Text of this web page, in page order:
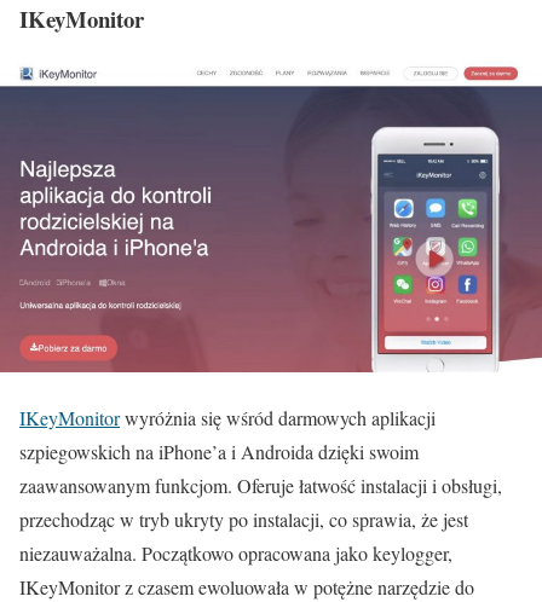
IKeyMonitor
IKeyMonitorwyróżnia się wśród darmowych aplikacji
szpiegowskich na iPhone’a i Androida dzięki swoim
zaawansowanym funkcjom. Oferuje łatwość instalacji i obsługi,
przechodząc w tryb ukryty po instalacji, co sprawia, że jest
niezauważalna. Początkowo opracowana jako keylogger,
IKeyMonitor z czasem ewoluowała w potężne narzędzie do